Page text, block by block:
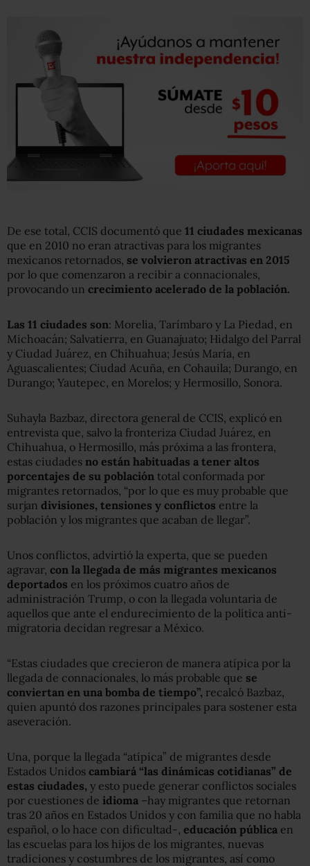
De ese total, CCIS documentó que 11 ciudades mexicanas
que en 2010 no eran atractivas para los migrantes
mexicanos retornados, se volvieron atractivas en 2015
por lo que comenzaron a recibir a connacionales,
provocando un crecimiento acelerado de la población.
Las 11 ciudades son: Morelia, Tarímbaro y La Piedad, en
Michoacán; Salvatierra, en Guanajuato; Hidalgo del Parral
y Ciudad Juárez, en Chihuahua; Jesús María, en
Aguascalientes; Ciudad Acuña, en Cohauila; Durango, en
Durango; Yautepec, en Morelos; y Hermosillo, Sonora.
Suhayla Bazbaz, directora general de CCIS, explicó en
entrevista que, salvo la fronteriza Ciudad Juárez, en
Chihuahua, o Hermosillo, más próxima a las frontera,
estas ciudades no están habituadas a tener altos
porcentajes de su población total conformada por
migrantes retornados, “por lo que es muy probable que
surjan divisiones, tensiones y conflictos entre la
población y los migrantes que acaban de llegar”.
Unos conflictos, advirtió la experta, que se pueden
agravar, con la llegada de más migrantes mexicanos
deportados en los próximos cuatro años de
administración Trump, o con la llegada voluntaria de
aquellos que ante el endurecimiento de la política anti-
migratoria decidan regresar a México.
“Estas ciudades que crecieron de manera atípica por la
llegada de connacionales, lo más probable que se
conviertan en una bomba de tiempo”, recalcó Bazbaz,
quien apuntó dos razones principales para sostener esta
aseveración.
Una, porque la llegada “atípica” de migrantes desde
Estados Unidos cambiará “las dinámicas cotidianas” de
estas ciudades, y esto puede generar conflictos sociales
por cuestiones de idioma –hay migrantes que retornan
tras 20 años en Estados Unidos y con familia que no habla
español, o lo hace con dificultad-, educación pública en
las escuelas para los hijos de los migrantes, nuevas
tradiciones y costumbres de los migrantes, así como